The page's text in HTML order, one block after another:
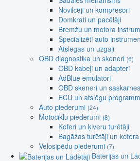
Novilcēji un kompresori
Domkrati un pacēlāji
Bremžu un motora
Specializēti auto
Atslēgas un uzgaļi
OBD diagnostika un skeneri (6)
OBD kabeļi un adapteri
AdBlue emulatori
OBD skeneri un saskarnes
ECU un atslēgu
Auto piederumi (24)
Motociklu piederumi (8)
Koferi un ķiveru turētāji
Bagāžas turētāji un
Velosipēdu piederumi (7)
Baterijas un